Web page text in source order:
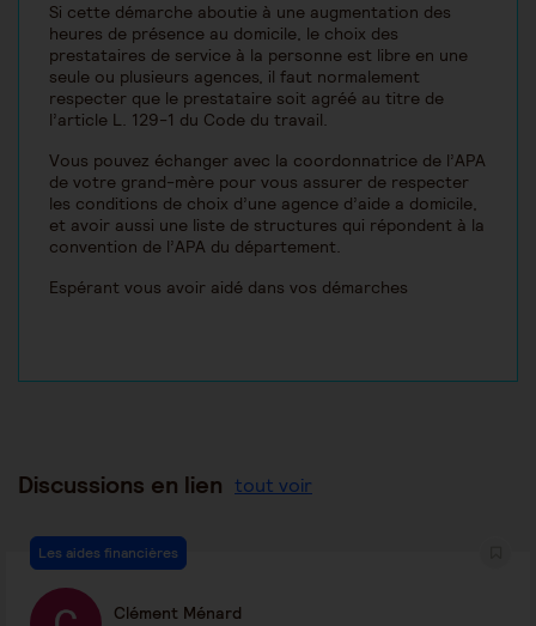
Si cette démarche aboutie à une augmentation des
heures de présence au domicile, le choix des
prestataires de service à la personne est libre en une
seule ou plusieurs agences, il faut normalement
respecter que le prestataire soit agréé au titre de
l’article L. 129-1 du Code du travail.
Vous pouvez échanger avec la coordonnatrice de l’APA
de votre grand-mère pour vous assurer de respecter
les conditions de choix d’une agence d’aide a domicile,
et avoir aussi une liste de structures qui répondent à la
convention de l’APA du département.
Espérant vous avoir aidé dans vos démarches
Discussions en lien tout voir
Les aides financières
Clément Ménard